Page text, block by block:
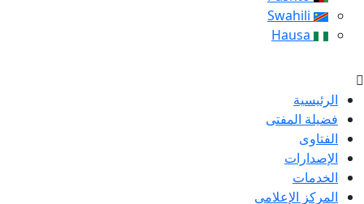
الرئيسية
فضيلة المفتى
الفتاوى
الإصدارات
الخدمات
المركز الإعلامى